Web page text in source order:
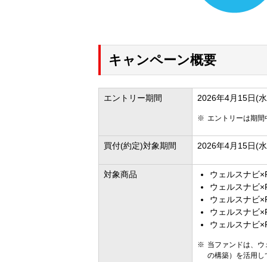
キャンペーン概要
エントリー期間 2026年4月15日(
エントリーは期
買付(約定)対象期間 2026年4月15日(
対象商品
ウェルスナビ
ウェルスナビ
ウェルスナビ
ウェルスナビ
ウェルスナビ
当ファンドは、
の構築）を活用